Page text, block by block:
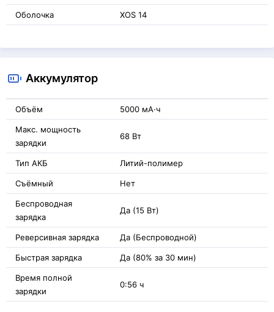
Оболочка XOS 14
Аккумулятор
Объём 5000 мА·ч
Макс. мощность
зарядки
68 Вт
Тип АКБ Литий-полимер
Съёмный Нет
Беспроводная
зарядка
Да (15 Вт)
Реверсивная зарядка Да (Беспроводной)
Быстрая зарядка Да (80% за 30 мин)
Время полной
зарядки
0:56 ч